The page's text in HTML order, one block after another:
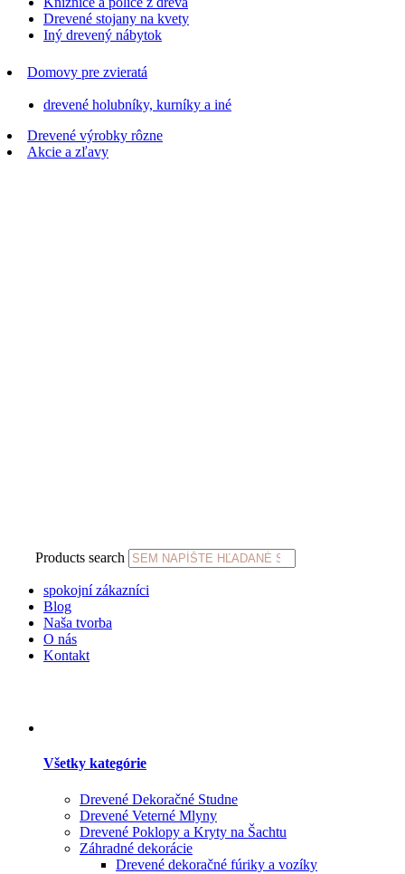
Drevené stojany na kvety
Iný drevený nábytok
Domovy pre zvieratá
drevené holubníky, kurníky a iné
Drevené výrobky rôzne
Akcie a zľavy
Products search
spokojní zákazníci
Blog
Naša tvorba
O nás
Kontakt
Všetky kategórie
Drevené Dekoračné Studne
Drevené Veterné Mlyny
Drevené Poklopy a Kryty na Šachtu
Záhradné dekorácie
Drevené dekoračné fúriky a vozíky